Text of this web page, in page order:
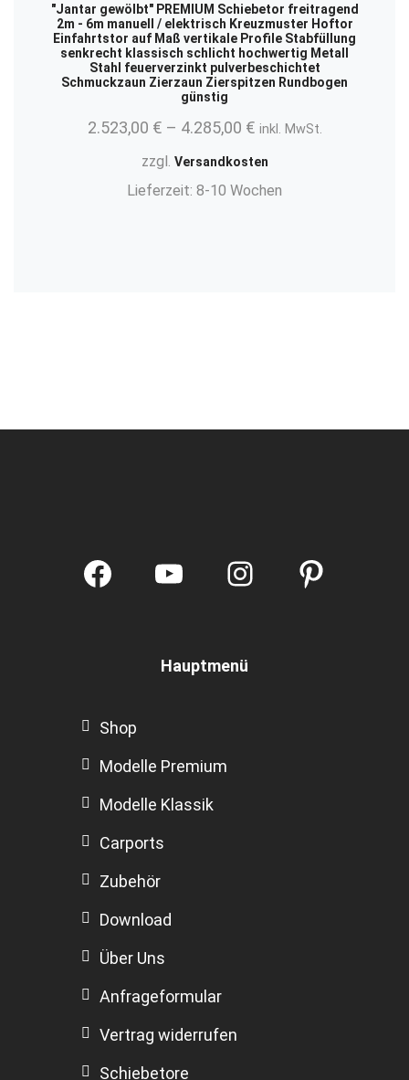
"Jantar gewölbt" PREMIUM Schiebetor freitragend
2m - 6m manuell / elektrisch Kreuzmuster Hoftor
Einfahrtstor auf Maß vertikale Profile Stabfüllung
senkrecht klassisch schlicht hochwertig Metall
Stahl feuerverzinkt pulverbeschichtet
Schmuckzaun Zierzaun Zierspitzen Rundbogen
günstig
2.523,00 € – 4.285,00 € inkl. MwSt.
zzgl. Versandkosten
Lieferzeit: 8-10 Wochen
FacebookYouTubeInstagram
Hauptmenü
Shop
Modelle Premium
Modelle Klassik
Carports
Zubehör
Download
Über Uns
Anfrageformular
Vertrag widerrufen
Schiebetore